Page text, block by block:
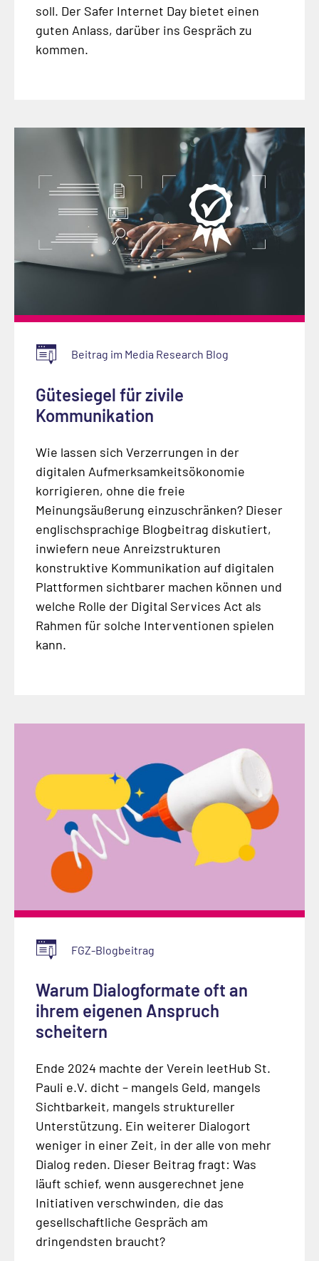
soll. Der Safer Internet Day bietet einen
guten Anlass, darüber ins Gespräch zu
kommen.
Beitrag im Media Research Blog
Gütesiegel für zivile
Kommunikation
Wie lassen sich Verzerrungen in der
digitalen Aufmerksamkeitsökonomie
korrigieren, ohne die freie
Meinungsäußerung einzuschränken? Dieser
englischsprachige Blogbeitrag diskutiert,
inwiefern neue Anreizstrukturen
konstruktive Kommunikation auf digitalen
Plattformen sichtbarer machen können und
welche Rolle der Digital Services Act als
Rahmen für solche Interventionen spielen
kann.
FGZ-Blogbeitrag
Warum Dialogformate oft an
ihrem eigenen Anspruch
scheitern
Ende 2024 machte der Verein leetHub St.
Pauli e.V. dicht – mangels Geld, mangels
Sichtbarkeit, mangels struktureller
Unterstützung. Ein weiterer Dialogort
weniger in einer Zeit, in der alle von mehr
Dialog reden. Dieser Beitrag fragt: Was
läuft schief, wenn ausgerechnet jene
Initiativen verschwinden, die das
gesellschaftliche Gespräch am
dringendsten braucht?